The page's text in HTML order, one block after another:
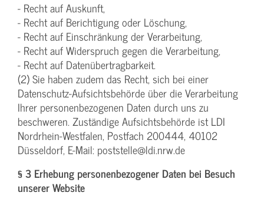
- Recht auf Auskunft,
- Recht auf Berichtigung oder Löschung,
- Recht auf Einschränkung der Verarbeitung,
- Recht auf Widerspruch gegen die Verarbeitung,
- Recht auf Datenübertragbarkeit.
(2) Sie haben zudem das Recht, sich bei einer
Datenschutz-Aufsichtsbehörde über die Verarbeitung
Ihrer personenbezogenen Daten durch uns zu
beschweren. Zuständige Aufsichtsbehörde ist LDI
Nordrhein-Westfalen, Postfach 200444, 40102
Düsseldorf, E-Mail: poststelle@ldi.nrw.de
§ 3 Erhebung personenbezogener Daten bei Besuch
unserer Website